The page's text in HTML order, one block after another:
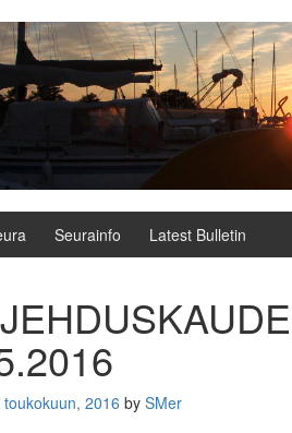
Seurainfo Latest Bulletin
toukokuun, 2016 by SMer